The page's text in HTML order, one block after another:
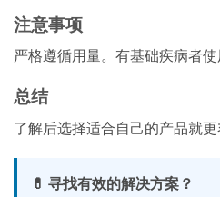
注意事项
严格遵循用量。有基础疾病者使
总结
了解后选择适合自己的产品就更
💊 寻找有效的解决方案？